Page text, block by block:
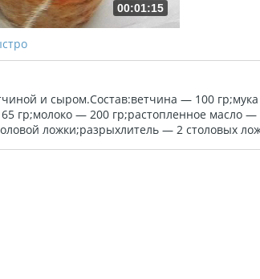
00:01:15
и сыром.Состав:ветчина — 100
гр;молоко — 200 гр;растопленное масло —
ложки;разрыхлитель — 2 столовых